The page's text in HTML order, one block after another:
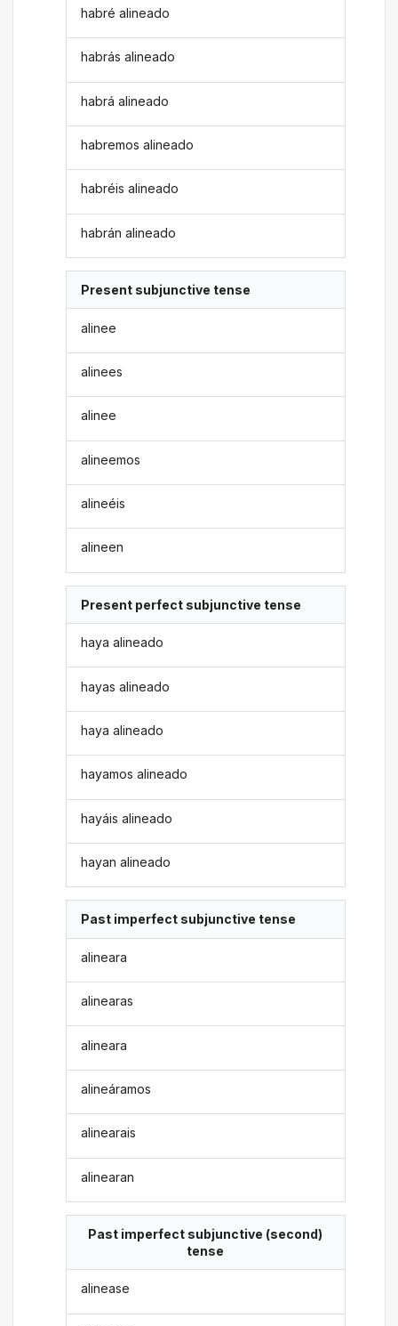
habré alineado
habrás alineado
habrá alineado
habremos alineado
habréis alineado
habrán alineado
Present subjunctive tense
alinee
alinees
alinee
alineemos
alineéis
alineen
Present perfect subjunctive tense
haya alineado
hayas alineado
haya alineado
hayamos alineado
hayáis alineado
hayan alineado
Past imperfect subjunctive tense
alineara
alinearas
alineara
alineáramos
alinearais
alinearan
Past imperfect subjunctive (second)
tense
alinease